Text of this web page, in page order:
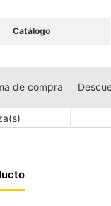
Catálogo
de compra